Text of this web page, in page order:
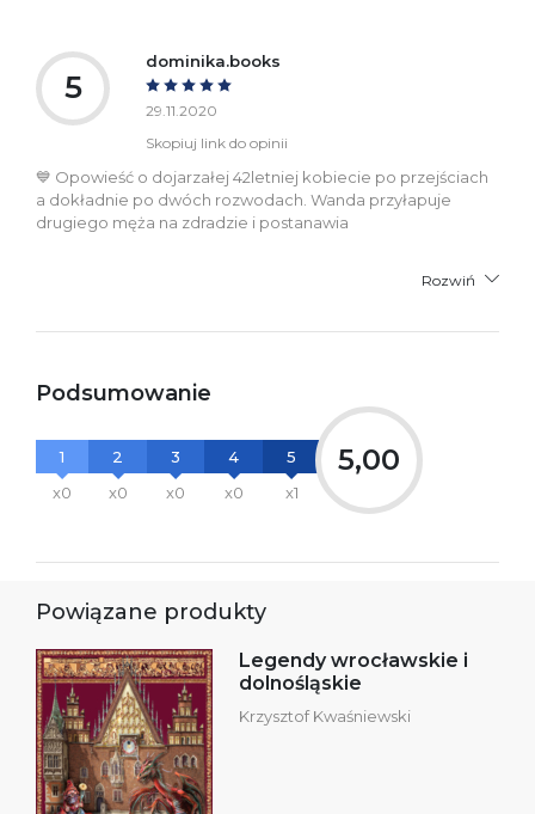
Ostrzeżenia oraz
informacje dotyczące
bezpieczeństwa:
Załącznik PDF
5
dominika.books
29.11.2020
Skopiuj link do opinii
💙 Opowieść o dojarzałej 42letniej kobiecie po przejściach
a dokładnie po dwóch rozwodach. Wanda przyłapuje
drugiego męża na zdradzie i postanawia
Rozwiń
Podsumowanie
1
x0
2
x0
3
x0
4
x0
5
x1
5,00
Powiązane produkty
Legendy wrocławskie i
dolnośląskie
Krzysztof Kwaśniewski